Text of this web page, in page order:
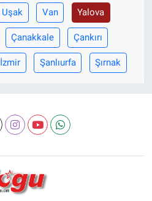
Uşak Van Yalova
Çanakkale Çankırı
İzmir Şanlıurfa Şırnak